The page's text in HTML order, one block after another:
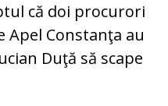
că doi procurori
Apel Constanţa au
Duţă să scape